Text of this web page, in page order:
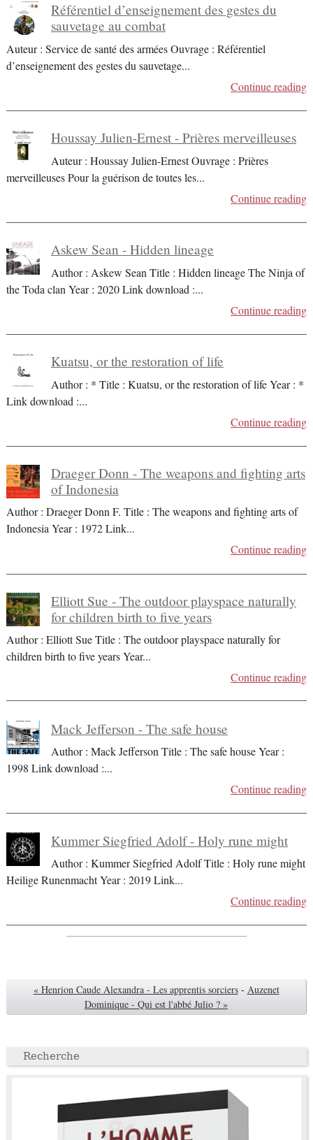
Référentiel d’enseignement des gestes du
sauvetage au combat
Auteur : Service de santé des armées Ouvrage : Référentiel
d’enseignement des gestes du sauvetage...
Continue reading
Houssay Julien-Ernest - Prières merveilleuses
Auteur : Houssay Julien-Ernest Ouvrage : Prières
merveilleuses Pour la guérison de toutes les...
Continue reading
Askew Sean - Hidden lineage
Author : Askew Sean Title : Hidden lineage The Ninja of
the Toda clan Year : 2020 Link download :...
Continue reading
Kuatsu, or the restoration of life
Author : * Title : Kuatsu, or the restoration of life Year : *
Link download :...
Continue reading
Draeger Donn - The weapons and fighting arts
of Indonesia
Author : Draeger Donn F. Title : The weapons and fighting arts of
Indonesia Year : 1972 Link...
Continue reading
Elliott Sue - The outdoor playspace naturally
for children birth to five years
Author : Elliott Sue Title : The outdoor playspace naturally for
children birth to five years Year...
Continue reading
Mack Jefferson - The safe house
Author : Mack Jefferson Title : The safe house Year :
1998 Link download :...
Continue reading
Kummer Siegfried Adolf - Holy rune might
Author : Kummer Siegfried Adolf Title : Holy rune might
Heilige Runenmacht Year : 2019 Link...
Continue reading
« Henrion Caude Alexandra - Les apprentis sorciers - Auzenet
Dominique - Qui est l'abbé Julio ? »
Recherche